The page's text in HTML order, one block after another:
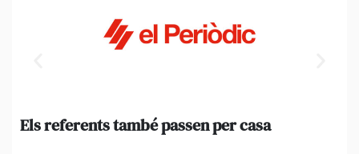
Els referents també passen per casa